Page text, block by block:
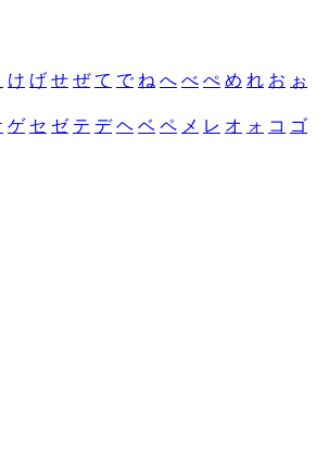
け げ せ ぜ て で ね へ べ ぺ め れ お ぉ
ゲ セ ゼ テ デ ヘ ベ ペ メ レ オ ォ コ ゴ